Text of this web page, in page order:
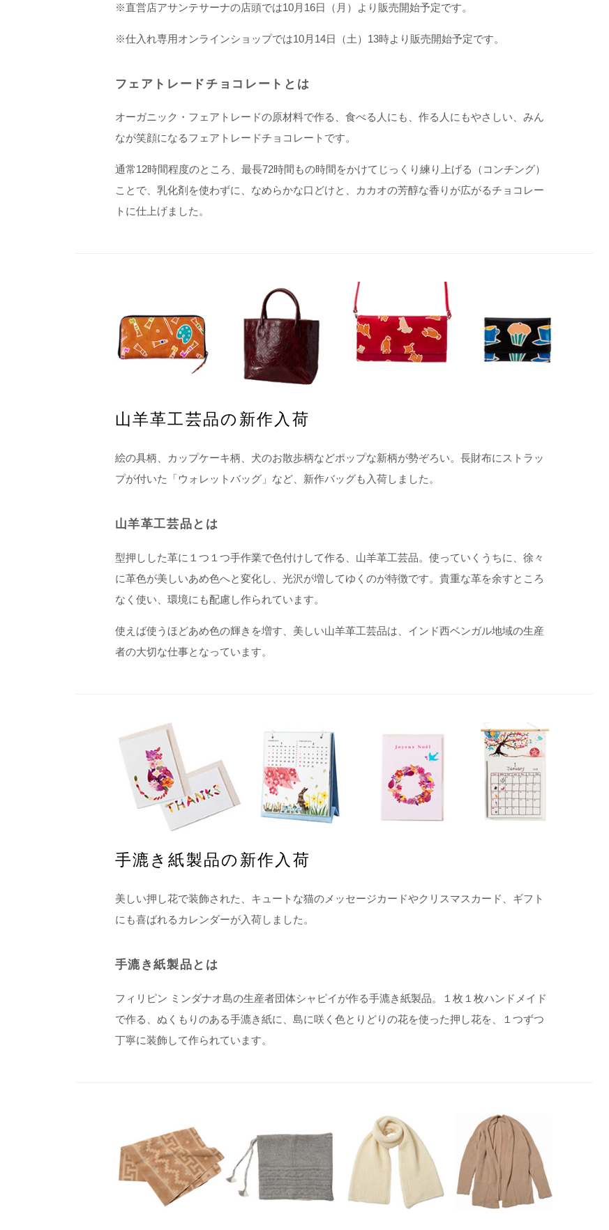
※直営店アサンテサーナの店頭では10月16日（月）より販売開始予定です。
※仕入れ専用オンラインショップでは10月14日（土）13時より販売開始予定です。
フェアトレードチョコレートとは
オーガニック・フェアトレードの原材料で作る、食べる人にも、作る人にもやさしい、みん
なが笑顔になるフェアトレードチョコレートです。
通常12時間程度のところ、最長72時間もの時間をかけてじっくり練り上げる（コンチング）
ことで、乳化剤を使わずに、なめらかな口どけと、カカオの芳醇な香りが広がるチョコレー
トに仕上げました。
山羊革工芸品の新作入荷
絵の具柄、カップケーキ柄、犬のお散歩柄などポップな新柄が勢ぞろい。長財布にストラッ
プが付いた「ウォレットバッグ」など、新作バッグも入荷しました。
山羊革工芸品とは
型押しした革に１つ１つ手作業で色付けして作る、山羊革工芸品。使っていくうちに、徐々
に革色が美しいあめ色へと変化し、光沢が増してゆくのが特徴です。貴重な革を余すところ
なく使い、環境にも配慮し作られています。
使えば使うほどあめ色の輝きを増す、美しい山羊革工芸品は、インド西ベンガル地域の生産
者の大切な仕事となっています。
手漉き紙製品の新作入荷
美しい押し花で装飾された、キュートな猫のメッセージカードやクリスマスカード、ギフト
にも喜ばれるカレンダーが入荷しました。
手漉き紙製品とは
フィリピン ミンダナオ島の生産者団体シャピイが作る手漉き紙製品。１枚１枚ハンドメイド
で作る、ぬくもりのある手漉き紙に、島に咲く色とりどりの花を使った押し花を、１つずつ
丁寧に装飾して作られています。